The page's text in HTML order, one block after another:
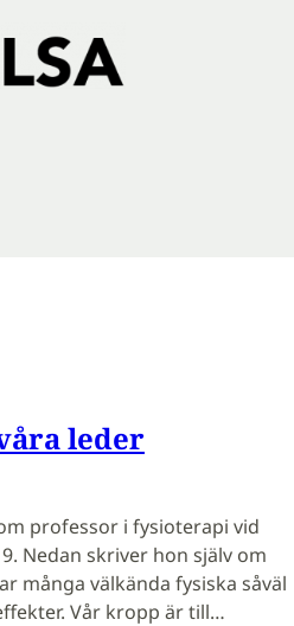
leder
professor i fysioterapi vid
Nedan skriver hon själv om
många välkända fysiska såväl
Vår kropp är till…